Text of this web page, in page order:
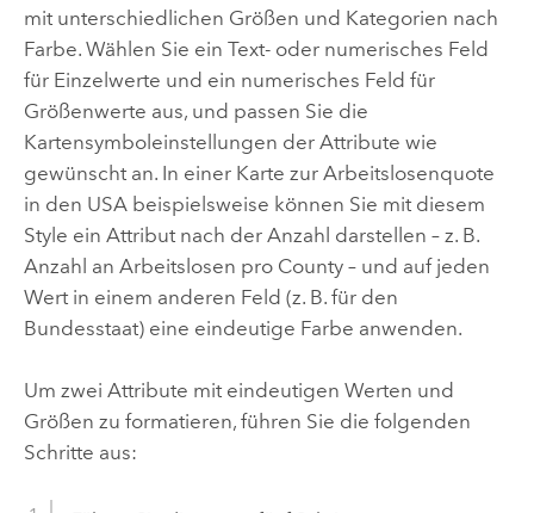
mit unterschiedlichen Größen und Kategorien nach
Farbe. Wählen Sie ein Text- oder numerisches Feld
für Einzelwerte und ein numerisches Feld für
Größenwerte aus, und passen Sie die
Kartensymboleinstellungen der Attribute wie
gewünscht an.In einer Karte zur Arbeitslosenquote
in den USA beispielsweise können Sie mit diesem
Style ein Attribut nach der Anzahl darstellen – z. B.
Anzahl an Arbeitslosen pro County – und auf jeden
Wert in einem anderen Feld (z. B. für den
Bundesstaat) eine eindeutige Farbe anwenden.
Um zwei Attribute mit eindeutigen Werten und
Größen zu formatieren, führen Sie die folgenden
Schritte aus: